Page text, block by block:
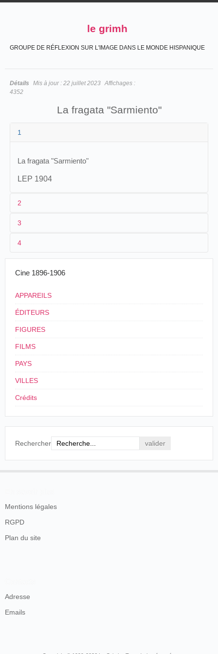
le grimh
GROUPE DE RÉFLEXION SUR L'IMAGE DANS LE MONDE HISPANIQUE
Détails Mis à jour : 22 juillet 2023 Affichages :
4352
La fragata "Sarmiento"
1
La fragata "Sarmiento"
LEP 1904
2
1
2
3
1903
20 m
4
Argentine
3
4
Cine 1896-1906
APPAREILS
ÉDITEURS
FIGURES
FILMS
PAYS
VILLES
Crédits
Rechercher
Mentions légales
RGPD
Plan du site
Adresse
Emails